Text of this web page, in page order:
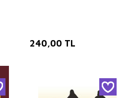
240,00 TL